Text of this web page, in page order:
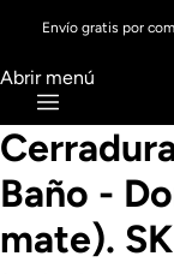
Envío gratis por
Abrir menú
Baño -
mate).